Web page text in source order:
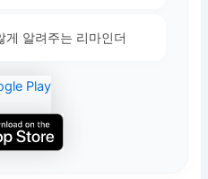
게 알려주는 리마인더